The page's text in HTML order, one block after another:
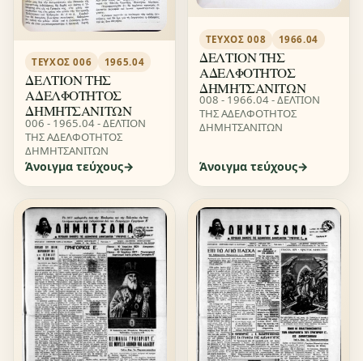
ΤΕΎΧΟΣ 006 1965.04
ΔΕΛΤΙΟΝ ΤΗΣ
ΑΔΕΛΦΟΤΗΤΟΣ
ΔΗΜΗΤΣΑΝΙΤΩΝ
006 - 1965.04 - ΔΕΛΤΙΟΝ
ΤΗΣ ΑΔΕΛΦΟΤΗΤΟΣ
ΔΗΜΗΤΣΑΝΙΤΩΝ
Άνοιγμα τεύχους
ΤΕΎΧΟΣ 008 1966.04
ΔΕΛΤΙΟΝ ΤΗΣ
ΑΔΕΛΦΟΤΗΤΟΣ
ΔΗΜΗΤΣΑΝΙΤΩΝ
008 - 1966.04 - ΔΕΛΤΙΟΝ
ΤΗΣ ΑΔΕΛΦΟΤΗΤΟΣ
ΔΗΜΗΤΣΑΝΙΤΩΝ
Άνοιγμα τεύχους